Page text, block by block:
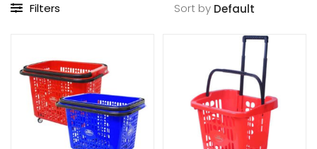
Filters Sort by